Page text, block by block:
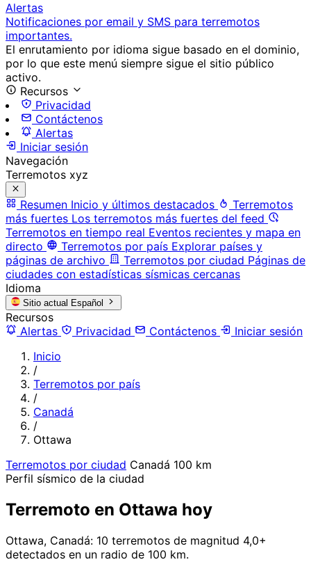
Alertas
Notificaciones por email y SMS para terremotos
importantes.
El enrutamiento por idioma sigue basado en el dominio,
por lo que este menú siempre sigue el sitio público
activo.
Recursos
Privacidad
Contáctenos
Alertas
Iniciar sesión
Navegación
Terremotos xyz
Resumen Inicio y últimos destacados
Terremotos
más fuertes Los terremotos más fuertes del feed
Terremotos en tiempo real Eventos recientes y mapa en
directo
Terremotos por país Explorar países y
páginas de archivo
Terremotos por ciudad Páginas de
ciudades con estadísticas sísmicas cercanas
Idioma
Sitio actual Español
Recursos
Alertas
Privacidad Contáctenos
Iniciar sesión
Inicio
/
Terremotos por país
/
Canadá
/
Ottawa
Terremotos por ciudad Canadá 100 km
Perfil sísmico de la ciudad
Terremoto en Ottawa hoy
Ottawa, Canadá: 10 terremotos de magnitud 4,0+
detectados en un radio de 100 km.